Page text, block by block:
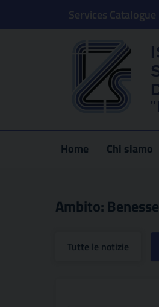
Services Catalogue
Home Chi siamo
Ambito:
Tutte le notizie